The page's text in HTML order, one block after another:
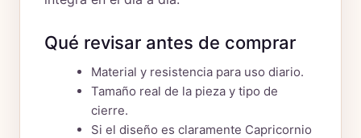
Qué revisar antes de comprar
Material y resistencia para uso diario.
Tamaño real de la pieza y tipo de
cierre.
Si el diseño es claramente Capricornio